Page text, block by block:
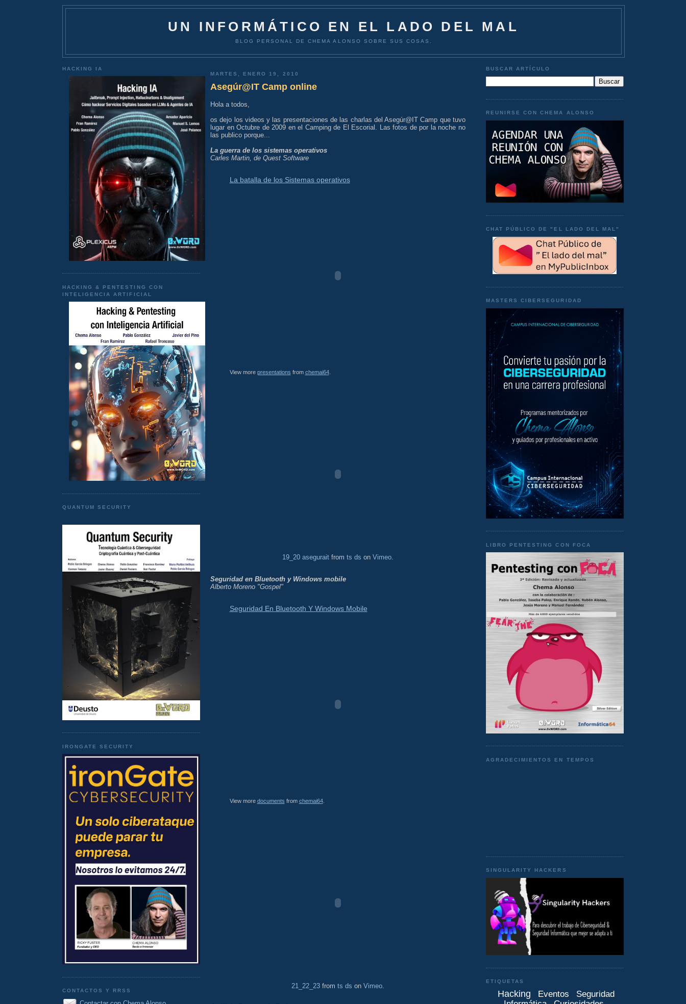
UN INFORMÁTICO EN EL LADO DEL MAL
BLOG PERSONAL DE CHEMA ALONSO SOBRE SUS COSAS.
HACKING IA
HACKING & PENTESTING CON
INTELIGENCIA ARTIFICIAL
QUANTUM SECURITY
IRONGATE SECURITY
CONTACTOS Y RRSS
MARTES, ENERO 19, 2010
Asegúr@IT Camp online
Hola a todos,
os dejo los videos y las presentaciones de las charlas del Asegúr@IT Camp que tuvo
lugar en Octubre de 2009 en el Camping de El Escorial. Las fotos de por la noche no
las publico porque...
La guerra de los sistemas operativos
Carles Martin, de Quest Software
La batalla de los Sistemas operativos
View more presentations from chemai64.
19_20 asegurait from ts ds on Vimeo
Seguridad en Bluetooth y Windows mobile
Alberto Moreno "Gospel"
Seguridad En Bluetooth Y Windows Mobile
View more documents from chemai64.
21_22_23 from ts ds on Vimeo
BUSCAR ARTÍCULO
REUNIRSE CON CHEMA ALONSO
CHAT PÚBLICO DE "EL LADO DEL MAL"
MASTERS CIBERSEGURIDAD
LIBRO PENTESTING CON FOCA
AGRADECIMIENTOS EN TEMPOS
SINGULARITY HACKERS
ETIQUETAS
Hacking Eventos
Seguridad